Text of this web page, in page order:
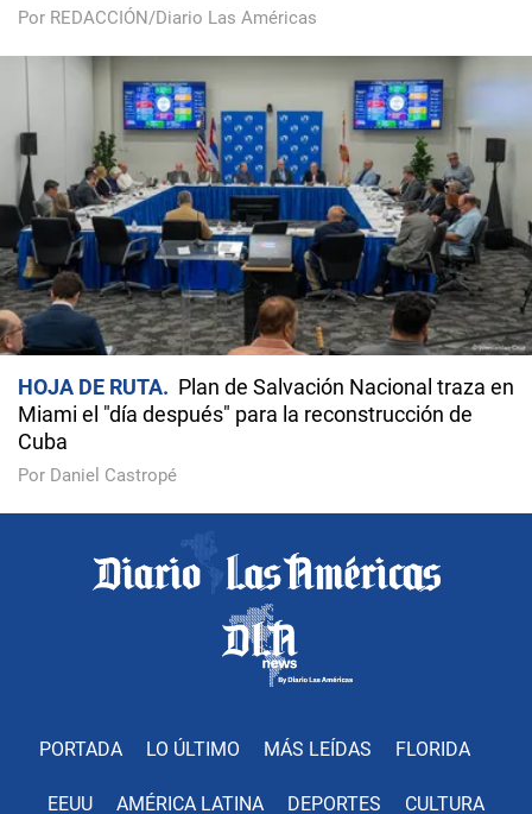
Por REDACCIÓN/Diario Las Américas
HOJA DE RUTA
Plan de Salvación Nacional traza en
Miami el "día después" para la reconstrucción de
Cuba
Por Daniel Castropé
PORTADA LO ÚLTIMO MÁS LEÍDAS FLORIDA
EEUU AMÉRICA LATINA DEPORTES CULTURA